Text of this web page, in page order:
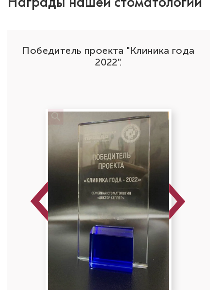
Абасов Явер Фархад Оглы
Софоян Альбина Андраниковна
Стоматолог-ортопед
Победитель проекта "Клиника года
2022".
Previous Next